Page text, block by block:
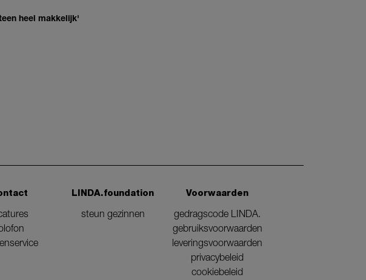
heel makkelijk'
LINDA.foundation
steun gezinnen
Voorwaarden
gedragscode LINDA.
gebruiksvoorwaarden
leveringsvoorwaarden
privacybeleid
cookiebeleid